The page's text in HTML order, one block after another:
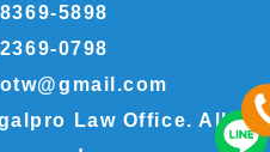
5898
0798
Law Office. All